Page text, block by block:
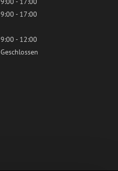
9:00 - 17:00
9:00 - 12:00
Geschlossen